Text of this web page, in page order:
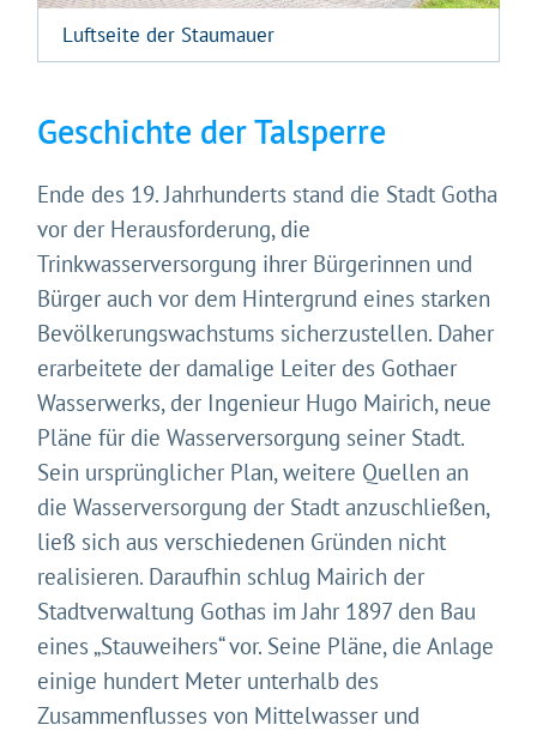
Luftseite der Staumauer
Geschichte der Talsperre
Ende des 19. Jahrhunderts stand die Stadt Gotha
vor der Herausforderung, die
Trinkwasserversorgung ihrer Bürgerinnen und
Bürger auch vor dem Hintergrund eines starken
Bevölkerungswachstums sicherzustellen. Daher
erarbeitete der damalige Leiter des Gothaer
Wasserwerks, der Ingenieur Hugo Mairich, neue
Pläne für die Wasserversorgung seiner Stadt.
Sein ursprünglicher Plan, weitere Quellen an
die Wasserversorgung der Stadt anzuschließen,
ließ sich aus verschiedenen Gründen nicht
realisieren. Daraufhin schlug Mairich der
Stadtverwaltung Gothas im Jahr 1897 den Bau
eines „Stauweihers“ vor. Seine Pläne, die Anlage
einige hundert Meter unterhalb des
Zusammenflusses von Mittelwasser und